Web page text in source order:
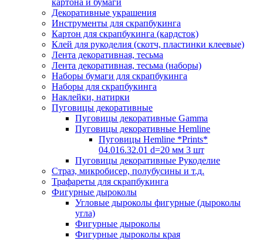
картона и бумаги
Декоративные украшения
Инструменты для скрапбукинга
Картон для скрапбукинга (кардсток)
Клей для рукоделия (скотч, пластинки клеевые)
Лента декоративная, тесьма
Лента декоративная, тесьма (наборы)
Наборы бумаги для скрапбукинга
Наборы для скрапбукинга
Наклейки, натирки
Пуговицы декоративные
Пуговицы декоративные Gamma
Пуговицы декоративные Hemline
Пуговицы Hemline *Prints*
04.016.32.01 d=20 мм 3 шт
Пуговицы декоративные Рукоделие
Страз, микробисер, полубусины и т.д.
Трафареты для скрапбукинга
Фигурные дыроколы
Угловые дыроколы фигурные (дыроколы
угла)
Фигурные дыроколы
Фигурные дыроколы края